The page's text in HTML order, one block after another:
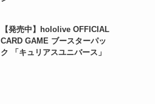
【発売中】hololive OFFICIAL
CARD GAME ブースターパッ
ク 「キュリアスユニバース」